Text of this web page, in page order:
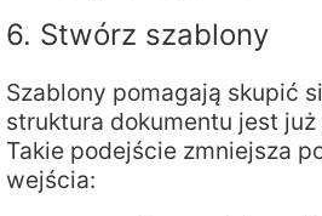
6. Stwórz szablony
Szablony pomagają skupić
struktura dokumentu jest
Takie podejście zmniejsza
wejścia: